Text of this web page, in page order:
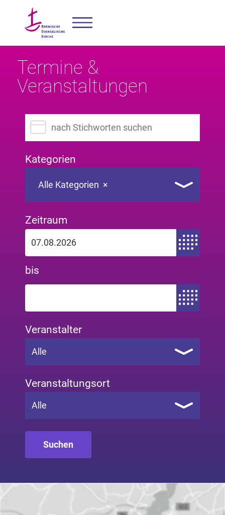
Termine &
Veranstaltungen
Suchbegriff eingeben
Kategorien
×
Alle Kategorien
Zeitraum
Zeitraum von
bis
Zeitraum bis
Veranstalter
Alle
Veranstaltungsort
Alle